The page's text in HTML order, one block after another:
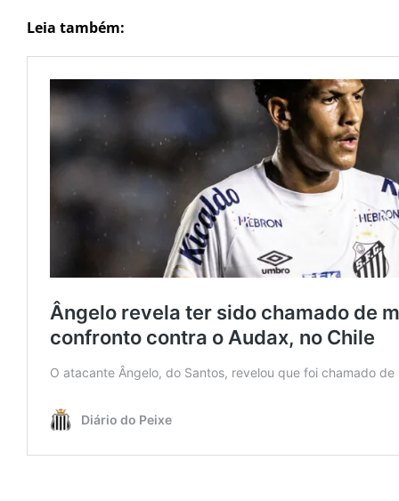
Leia também: